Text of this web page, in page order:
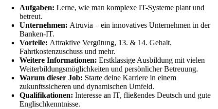
Aufgaben: Lerne, wie man komplexe IT-Systeme plant und
betreut.
Unternehmen: Atruvia – ein innovatives Unternehmen in der
Banken-IT.
Vorteile: Attraktive Vergütung, 13. & 14. Gehalt,
Fahrtkostenzuschuss und mehr.
Weitere Informationen: Erstklassige Ausbildung mit vielen
Weiterbildungsmöglichkeiten und persönlicher Betreuung.
Warum dieser Job: Starte deine Karriere in einem
zukunftssicheren und dynamischen Umfeld.
Qualifikationen: Interesse an IT, fließendes Deutsch und gute
Englischkenntnisse.